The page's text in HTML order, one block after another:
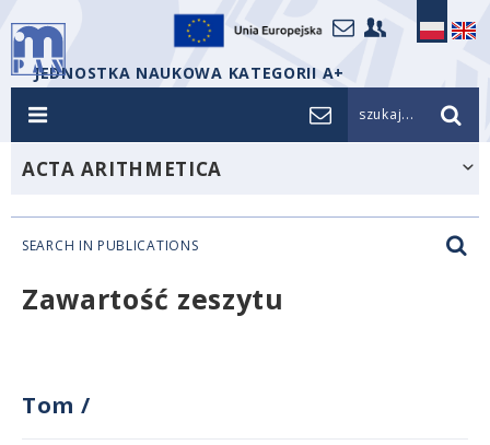
JEDNOSTKA NAUKOWA KATEGORII A+
szukaj...
ACTA ARITHMETICA
SEARCH IN PUBLICATIONS
Zawartość zeszytu
Tom /